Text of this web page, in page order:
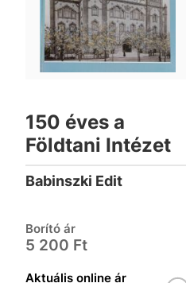
150 éves a
Földtani Intézet
Babinszki Edit
Borító ár
5 200 Ft
Aktuális online ár